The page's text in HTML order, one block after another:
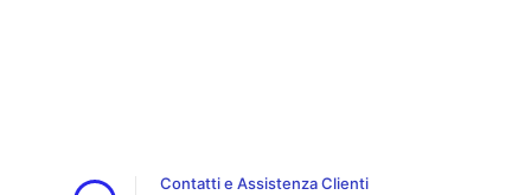
Contatti e Assistenza Clienti